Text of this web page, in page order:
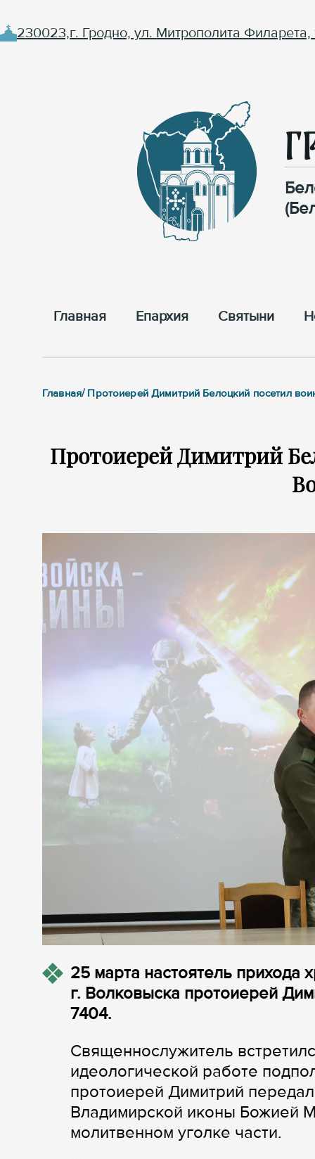
230023,г. Гродно, ул. Митрополита Филарета,
Главная Епархия Cвятыни
Главная/ Протоиерей Димитрий Белоцкий посетил
Протоиерей Димитрий
25 марта настоятель
г. Волковыска протоиерей
7404.
Священнослужитель
идеологической работе
протоиерей Димитрий
Владимирской иконы Божией
молитвенном уголке части.